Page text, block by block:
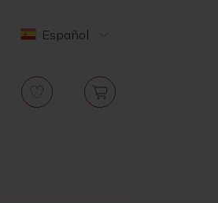
Español